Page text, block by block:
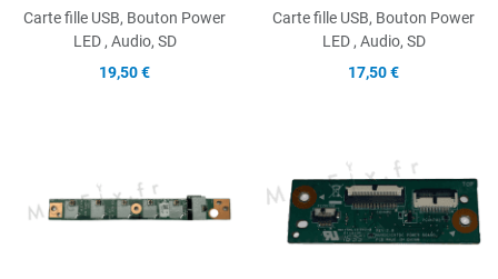
Carte fille USB, Bouton Power
LED , Audio, SD
19,50 €
Carte fille USB, Bouton Power
LED , Audio, SD
17,50 €
Add to Compare
Quick View